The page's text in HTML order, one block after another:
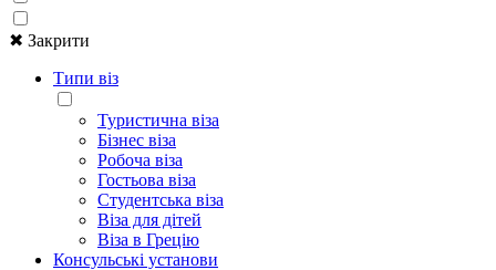
✖ Закрити
Типи віз
Туристична віза
Бізнес віза
Робоча віза
Гостьова віза
Студентська віза
Віза для дітей
Віза в Грецію
Консульські установи